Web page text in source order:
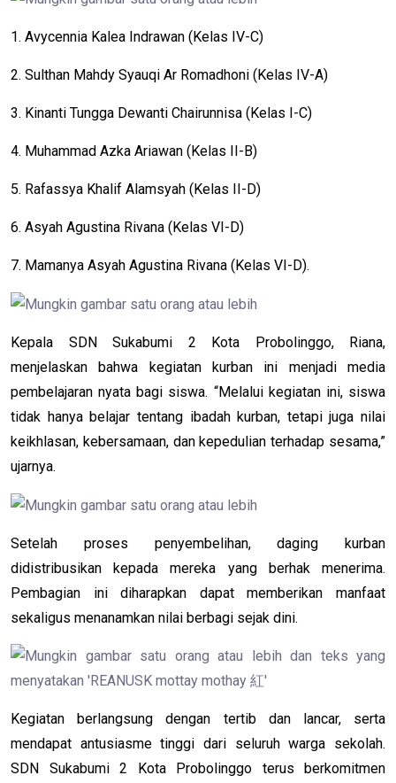
1. Avycennia Kalea Indrawan (Kelas IV-C)
2. Sulthan Mahdy Syauqi Ar Romadhoni (Kelas IV-A)
3. Kinanti Tungga Dewanti Chairunnisa (Kelas I-C)
4. Muhammad Azka Ariawan (Kelas II-B)
5. Rafassya Khalif Alamsyah (Kelas II-D)
6. Asyah Agustina Rivana (Kelas VI-D)
7. Mamanya Asyah Agustina Rivana (Kelas VI-D).
Kepala SDN Sukabumi 2 Kota Probolinggo, Riana,
menjelaskan bahwa kegiatan kurban ini menjadi media
pembelajaran nyata bagi siswa. “Melalui kegiatan ini, siswa
tidak hanya belajar tentang ibadah kurban, tetapi juga nilai
keikhlasan, kebersamaan, dan kepedulian terhadap sesama,”
ujarnya.
Setelah proses penyembelihan, daging kurban
didistribusikan kepada mereka yang berhak menerima.
Pembagian ini diharapkan dapat memberikan manfaat
sekaligus menanamkan nilai berbagi sejak dini.
Kegiatan berlangsung dengan tertib dan lancar, serta
mendapat antusiasme tinggi dari seluruh warga sekolah.
SDN Sukabumi 2 Kota Probolinggo terus berkomitmen